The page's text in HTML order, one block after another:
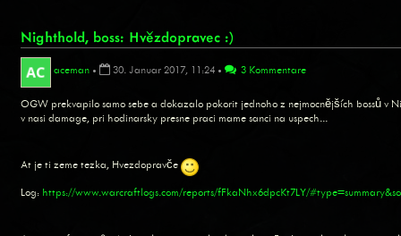
Nighthold, boss: Hvězdopravec :)
aceman • 30. Januar 2017, 11:24 • 3 Kommentare
OGW prekvapilo samo sebe a dokazalo pokorit jednoho z nejmocnějších bossů v
v nasi damage, pri hodinarsky presne praci mame sanci na uspech...
At je ti zeme tezka, Hvezdopravče
Log: https://www.warcraftlogs.com/reports/fFkaNhx6dpcKt7LY/